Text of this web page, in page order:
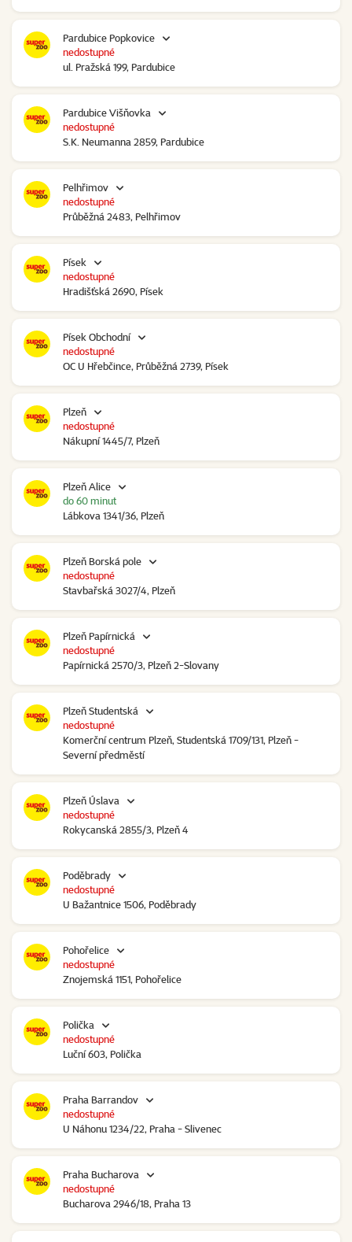
Pardubice Popkovice
ul. Pražská 199, Pardubice
nedostupné
Pardubice Višňovka
S.K. Neumanna 2859, Pardubice
nedostupné
Pelhřimov
Průběžná 2483, Pelhřimov
nedostupné
Písek
Hradišťská 2690, Písek
nedostupné
Písek Obchodní
OC U Hřebčince, Průběžná 2739, Písek
nedostupné
Plzeň
Nákupní 1445/7, Plzeň
nedostupné
Plzeň Alice
Lábkova 1341/36, Plzeň
do 60 minut
Plzeň Borská pole
Stavbařská 3027/4, Plzeň
nedostupné
Plzeň Papírnická
Papírnická 2570/3, Plzeň 2-Slovany
nedostupné
Plzeň Studentská
Komerční centrum Plzeň, Studentská 1709/131, Plzeň -
Severní předměstí
nedostupné
Plzeň Úslava
Rokycanská 2855/3, Plzeň 4
nedostupné
Poděbrady
U Bažantnice 1506, Poděbrady
nedostupné
Pohořelice
Znojemská 1151, Pohořelice
nedostupné
Polička
Luční 603, Polička
nedostupné
Praha Barrandov
U Náhonu 1234/22, Praha - Slivenec
nedostupné
Praha Bucharova
Bucharova 2946/18, Praha 13
nedostupné